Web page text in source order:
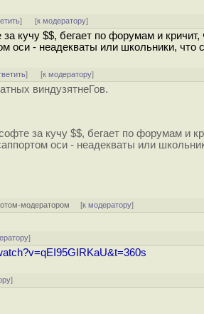
] [к модератору]
кучу $$, бегает по форумам и кричит,
оси - неадекваты или школьники, что
] [к модератору]
виндузятнеГов.
за кучу $$, бегает по форумам и
оси - неадекваты или
модератором [к модератору]
]
]